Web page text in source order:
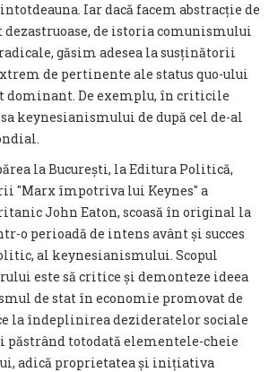
Iar dacă facem abstracție de
de istoria comunismului
găsim adesea la susținătorii
de pertinente ale status quo-ului
dominant. De exemplu, în criticile
keynesianismului de după cel de-al
la București, la Editura Politică,
"Marx împotriva lui Keynes" a
John Eaton, scoasă în original la
o perioadă de intens avânt și succes
al keynesianismului. Scopul
este să critice și demonteze ideea
de stat în economie promovat de
la îndeplinirea dezideratelor sociale
păstrând totodată elementele-cheie
adică proprietatea și inițiativa